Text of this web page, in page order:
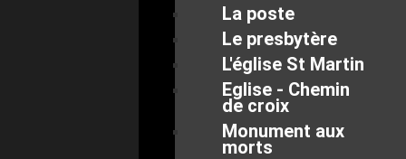
La poste
Le presbytère
L'église St Martin
Eglise - Chemin
de croix
Monument aux
morts